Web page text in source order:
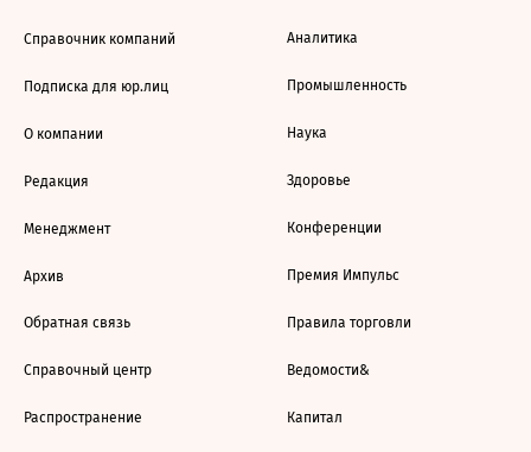
Справочник компаний
Подписка для юр.лиц
О компании
Редакция
Менеджмент
Архив
Обратная связь
Справочный центр
Распространение
Аналитика
Промышленность
Наука
Здоровье
Конференции
Премия Импульс
Правила торговли
Ведомости&
Капитал